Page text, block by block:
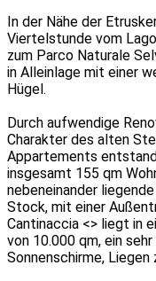
In der Nähe der
Viertelstunde vom
zum Parco Naturale
in Alleinlage mit einer
Hügel.
Durch aufwendige
Charakter des alten
Appartements
insgesamt 155 qm
nebeneinander
Stock, mit einer
Cantinaccia <> liegt in
von 10.000 qm, ein
Sonnenschirme, Liegen